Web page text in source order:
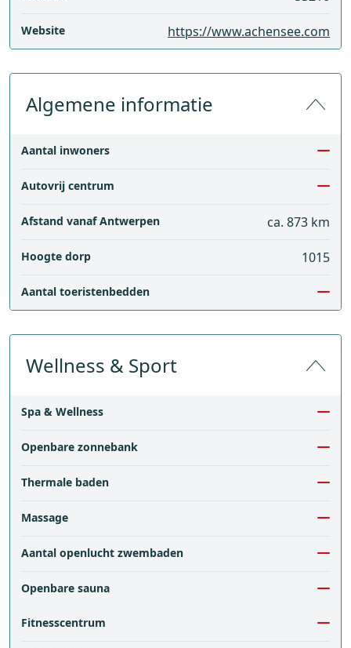
Website https://www.achensee.com
Algemene informatie
Aantal inwoners
Autovrij centrum
Afstand vanaf Antwerpen ca. 873 km
Hoogte dorp 1015
Aantal toeristenbedden
Wellness & Sport
Spa & Wellness
Openbare zonnebank
Thermale baden
Massage
Aantal openlucht zwembaden
Openbare sauna
Fitnesscentrum